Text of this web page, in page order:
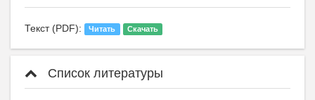
Текст (PDF): Читать Скачать
Список литературы